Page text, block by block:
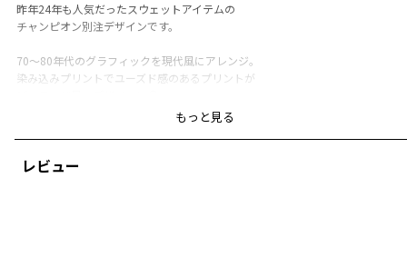
レビュー
昨年24年も人気だったスウェットアイテムの
チャンピオン別注デザインです。
70～80年代のグラフィックを現代風にアレンジ。
染み込みプリントでユーズド感のあるプリントが
ブランシェスオリジナルのキャラクターを使用した
もっと見る